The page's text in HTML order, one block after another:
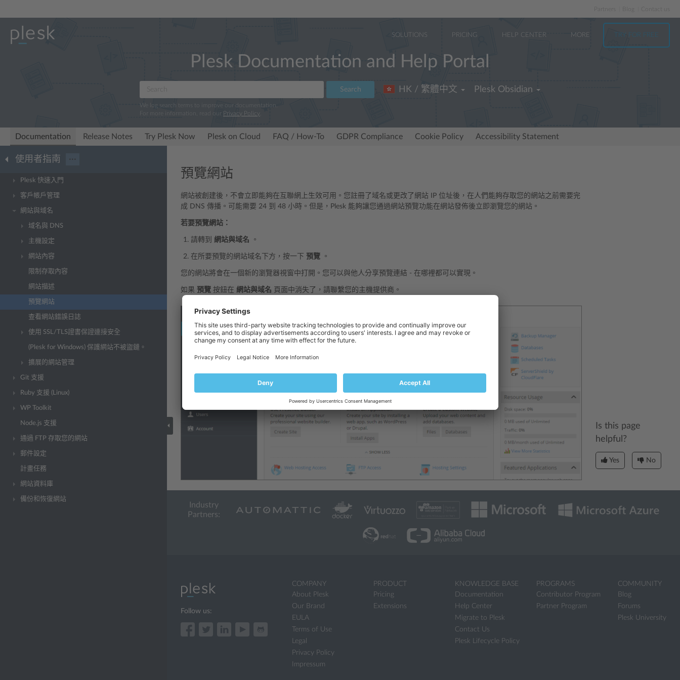
Partners
SOLUTIONS PRICING HELP CENTER MORE TRY FOR FREE
Plesk Documentation and Help Portal
Search
We log search terms to improve our documentation.
For more information, read our Privacy Policy
HK / 繁體中文 Plesk Obsidian
Documentation Release Notes Try Plesk Now Plesk on Cloud FAQ / How-To GDPR Compliance Cookie Policy Accessibility Statement
使用者指南 ···
Plesk 快速入門
客戶帳戶管理
網站與域名
域名與 DNS
主機設定
網站內容
限制存取內容
網站描述
預覽網站
查看網站錯誤日誌
使用 SSL/TLS證書保證連接安全
(Plesk for Windows) 保護網站不被盜鏈。
擴展的網站管理
Git 支援
Ruby 支援 (Linux)
WP Toolkit
Node.js 支援
通過 FTP 存取您的網站
郵件設定
計畫任務
網站資料庫
備份和恢復網站
預覽網站
網站被創建後，不會立即能夠在互聯網上生效可用。您註冊了域名或更改了網站 IP 位址後，在人們能夠存取您的網站之前需要完
成 DNS 傳播。可能需要 24 到 48 小時。但是，Plesk 能夠讓您通過網站預覽功能在網站發佈後立即瀏覽您的網站。
若要預覽網站：
請轉到 網站與域名 。
在所要預覽的網站域名下方，按一下 預覽 。
您的網站將會在一個新的瀏覽器視窗中打開。您可以與他人分享預覽連結 - 在哪裡都可以實現。
如果 預覽 按鈕在 網站與域名 頁面中消失了，請聯繫您的主機提供商。
Is this page
helpful?
Yes No
Industry
Partners:
Follow us:
COMPANY
About Plesk
Our Brand
EULA
Terms of Use
Legal
Privacy Policy
Impressum
PRODUCT
Pricing
Extensions
KNOWLEDGE BASE
Documentation
Help Center
Migrate to Plesk
Contact Us
Plesk Lifecycle Policy
PROGRAMS
Contributor Program
Partner Program
COMMUNITY
Blog
Forums
Plesk University